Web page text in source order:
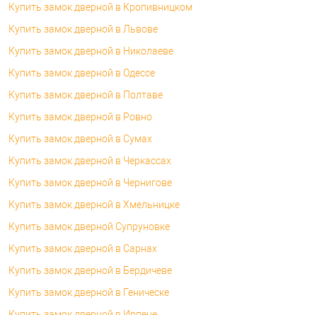
Купить замок дверной в Кропивницком
Купить замок дверной в Львове
Купить замок дверной в Николаеве
Купить замок дверной в Одессе
Купить замок дверной в Полтаве
Купить замок дверной в Ровно
Купить замок дверной в Сумах
Купить замок дверной в Черкассах
Купить замок дверной в Чернигове
Купить замок дверной в Хмельницке
Купить замок дверной Супруновке
Купить замок дверной в Сарнах
Купить замок дверной в Бердичеве
Купить замок дверной в Геническе